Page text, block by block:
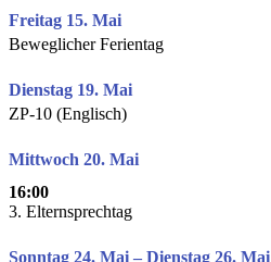
Freitag 15. Mai
Beweglicher Ferientag
Dienstag 19. Mai
ZP-10 (Englisch)
Mittwoch 20. Mai
16:00
3. Elternsprechtag
Sonntag 24. Mai – Dienstag 26. Mai